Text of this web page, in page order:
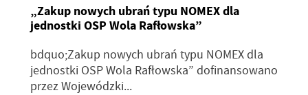
„Zakup nowych ubrań typu NOMEX dla
jednostki OSP Wola Rafłowska”
bdquo;Zakup nowych ubrań typu NOMEX dla
jednostki OSP Wola Rafłowska” dofinansowano
przez Wojewódzki...